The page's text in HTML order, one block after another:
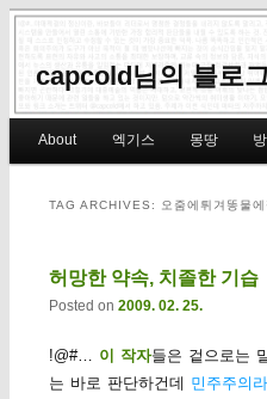
capcold님의 블로
Skip to primary content
Skip to secondary content
About 엑기스 몽땅
TAG ARCHIVES: 오줌에튀겨똥물
허망한 약속, 치졸한 기습
Posted on 2009. 02. 25.
!@#… 이 작자들은 겉으로는
는 바로 판단하건데 민주주의